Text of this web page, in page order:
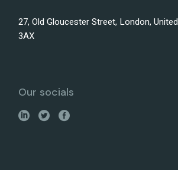
27, Old Gloucester Street, London,
3AX
Our socials